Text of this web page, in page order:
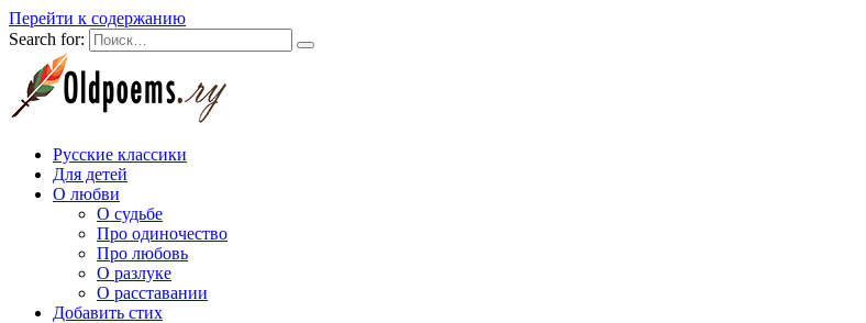
Перейти к содержанию
Search for:
Русские классики
Для детей
О любви
О судьбе
Про одиночество
Про любовь
О разлуке
О расставании
Добавить стих